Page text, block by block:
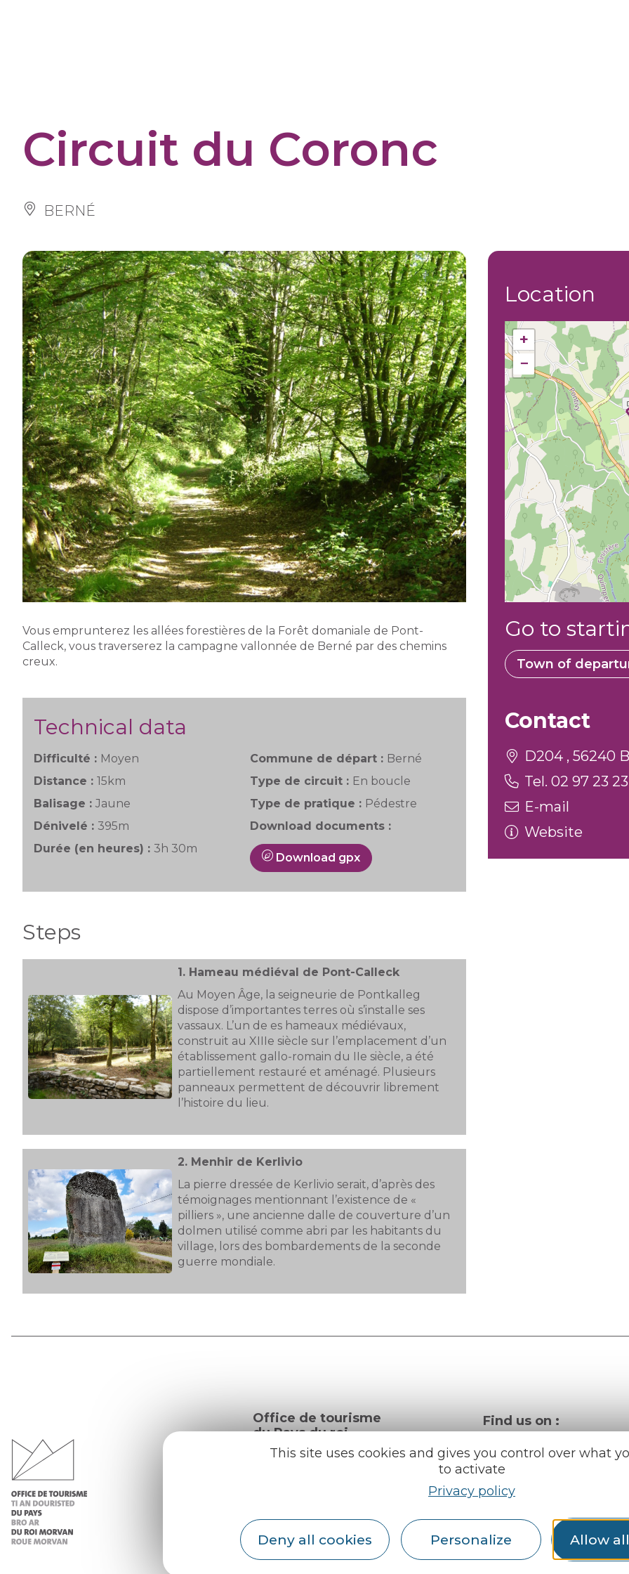
This site uses cookies and gives you control over what
to activate
Privacy policy
Deny all cookies Personalize Allow
Circuit du Coronc
BERNÉ
Vous emprunterez les allées forestières de la Forêt domaniale de Pont-
Calleck, vous traverserez la campagne vallonnée de Berné par des chemins
creux.
Technical data
Difficulté : Moyen
Distance : 15km
Balisage : Jaune
Dénivelé : 395m
Durée (en heures) : 3h 30m
Commune de départ : Berné
Type de circuit : En boucle
Type de pratique : Pédestre
Download documents :
Download gpx
Steps
1. Hameau médiéval de Pont-Calleck
Au Moyen Âge, la seigneurie de Pontkalleg
dispose d’importantes terres où s’installe ses
vassaux. L’un de es hameaux médiévaux,
construit au XIIIe siècle sur l’emplacement d’un
établissement gallo-romain du IIe siècle, a été
partiellement restauré et aménagé. Plusieurs
panneaux permettent de découvrir librement
l’histoire du lieu.
2. Menhir de Kerlivio
La pierre dressée de Kerlivio serait, d’après des
témoignages mentionnant l’existence de «
pilliers », une ancienne dalle de couverture d’un
dolmen utilisé comme abri par les habitants du
village, lors des bombardements de la seconde
guerre mondiale.
Location
+
−
Go to
Town of
Contact
D204 , 56240
Tel. 02 97 23
E-mail
Website
Office de tourisme
du Pays du roi
Morvan
Our brochures
Find us on :
Partners